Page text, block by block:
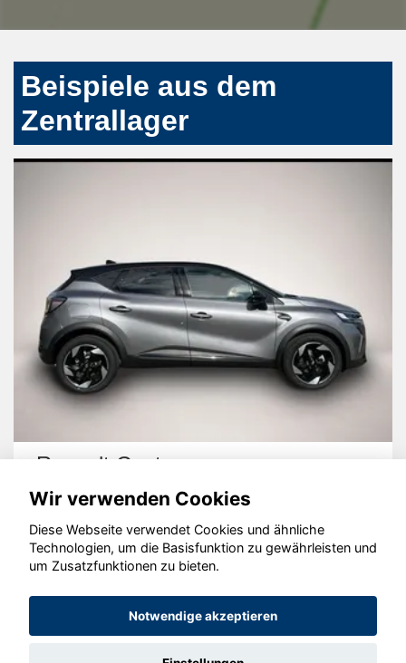
Beispiele aus dem
Zentrallager
Renault Captur
© konjunkturmotor.de GmbH 2020 - 2026
Wir verwenden Cookies
Diese Webseite verwendet Cookies und ähnliche
Technologien, um die Basisfunktion zu gewährleisten und
um Zusatzfunktionen zu bieten.
Notwendige akzeptieren